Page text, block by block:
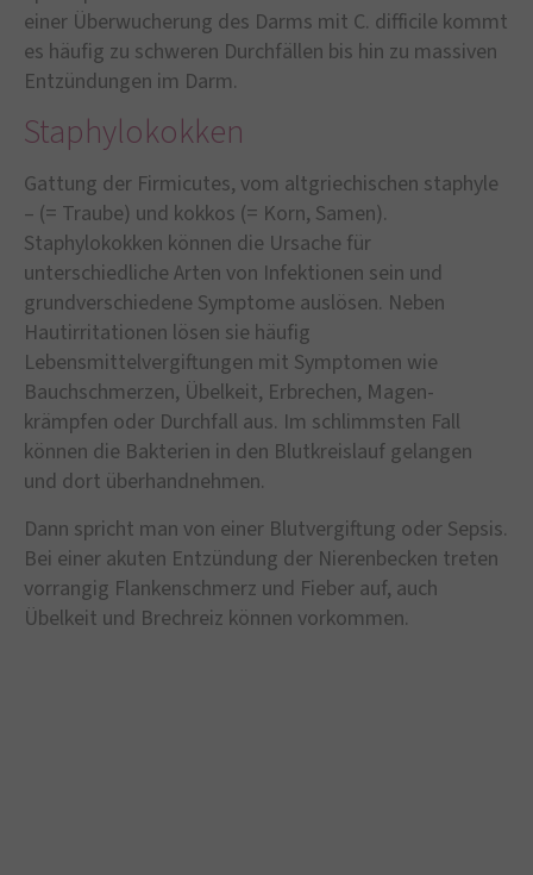
einer Überwucherung des Darms mit C. difficile kommt
es häufig zu schweren Durchfällen bis hin zu massiven
Entzündungen im Darm.
Staphylokokken
Gattung der Firmicutes, vom altgriechischen staphyle
– (= Traube) und kokkos (= Korn, Samen).
Staphylokokken können die Ursache für
unterschiedliche Arten von Infektionen sein und
grundverschiedene Symptome auslösen. Neben
Hautirritationen lösen sie häufig
Lebensmittelvergiftungen mit Symptomen wie
Bauchschmerzen, Übelkeit, Erbrechen, Magen-
krämpfen oder Durchfall aus. Im schlimmsten Fall
können die Bakterien in den Blutkreislauf gelangen
und dort überhandnehmen.
Dann spricht man von einer Blutvergiftung oder Sepsis.
Bei einer akuten Entzündung der Nierenbecken treten
vorrangig Flankenschmerz und Fieber auf, auch
Übelkeit und Brechreiz können vorkommen.